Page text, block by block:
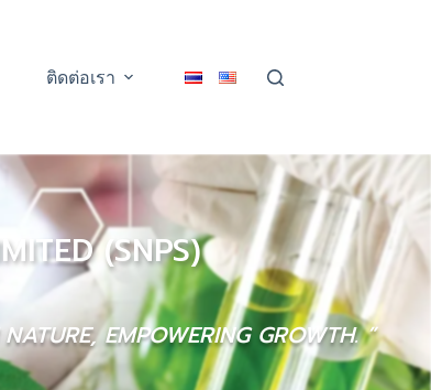
ติดต่อเรา
(SNPS)
EMPOWERING GROWTH. ”